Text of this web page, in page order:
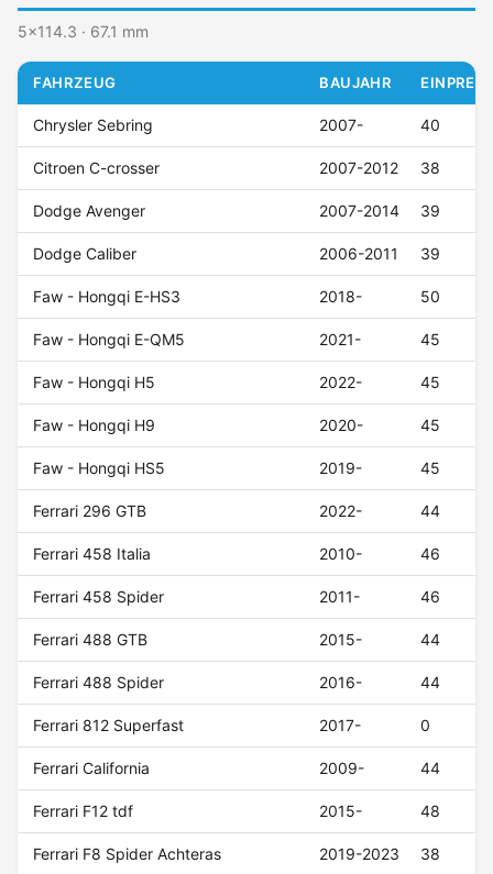
5x114.3 · 67.1 mm
FAHRZEUG BAUJAHR
Chrysler Sebring 2007- 40
Citroen C-crosser 2007-2012 38
Dodge Avenger 2007-2014 39
Dodge Caliber 2006-2011 39
Faw - Hongqi E-HS3 2018- 50
Faw - Hongqi E-QM5 2021- 45
Faw - Hongqi H5 2022- 45
Faw - Hongqi H9 2020- 45
Faw - Hongqi HS5 2019- 45
Ferrari 296 GTB 2022- 44
Ferrari 458 Italia 2010- 46
Ferrari 458 Spider 2011- 46
Ferrari 488 GTB 2015- 44
Ferrari 488 Spider 2016- 44
Ferrari 812 Superfast 2017- 0
Ferrari California 2009- 44
Ferrari F12 tdf 2015- 48
Ferrari F8 Spider Achteras 2019-2023 38